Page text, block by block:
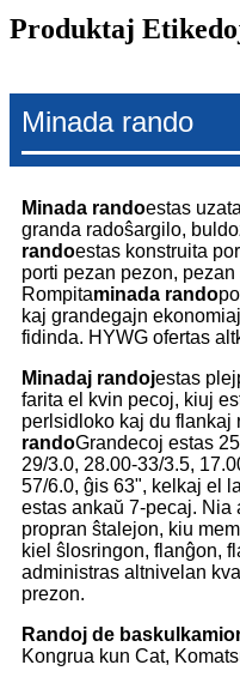
Produktaj
Minada rando
Minada randoestas
granda radoŝargilo,
randoestas konstruita
porti pezan pezon,
Rompitaminada rando
kaj grandegajn
fidinda. HYWG ofertas
Minadaj randojestas
farita el kvin pecoj, kiuj
perlsidloko kaj du flankaj
randoGrandecoj estas
29/3.0, 28.00-33/3.5,
57/6.0, ĝis 63", kelkaj el
estas ankaŭ 7-pecaj. Nia
propran ŝtalejon, kiu
kiel ŝlosringon, flanĝon,
administras altnivelan
prezon.
Randoj de
Kongrua kun Cat,